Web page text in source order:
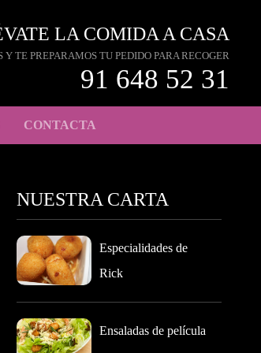
LA COMIDA A CASA
TE PREPARAMOS TU PEDIDO PARA RECOGER
91 648 52 31
CONTACTA
NUESTRA CARTA
Especialidades de
Rick
Ensaladas de película